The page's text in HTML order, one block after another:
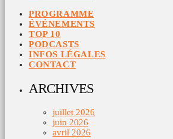
PROGRAMME
ÉVÉNEMENTS
TOP 10
PODCASTS
INFOS LÉGALES
CONTACT
ARCHIVES
juillet 2026
juin 2026
avril 2026